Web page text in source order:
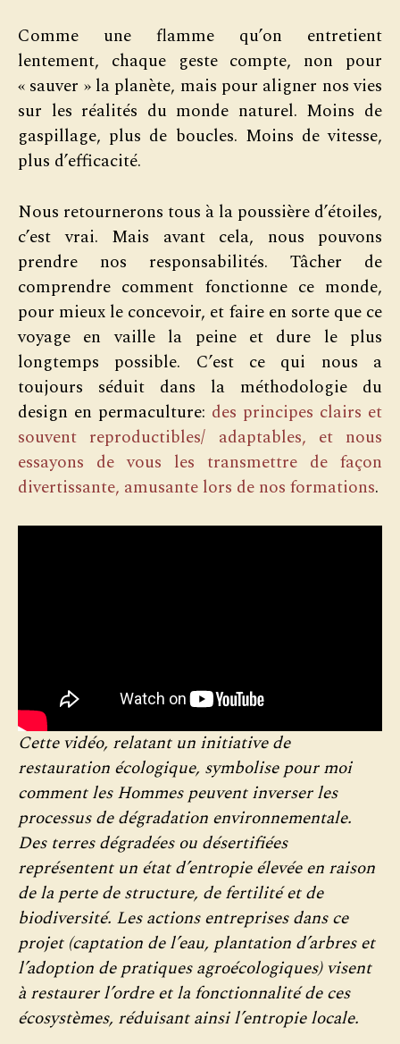
Comme une flamme qu’on entretient
lentement, chaque geste compte, non pour
« sauver » la planète, mais pour aligner nos vies
sur les réalités du monde naturel. Moins de
gaspillage, plus de boucles. Moins de vitesse,
plus d’efficacité.
Nous retournerons tous à la poussière d’étoiles,
c’est vrai. Mais avant cela, nous pouvons
prendre nos responsabilités. Tâcher de
comprendre comment fonctionne ce monde,
pour mieux le concevoir, et faire en sorte que ce
voyage en vaille la peine et dure le plus
longtemps possible. C’est ce qui nous a
toujours séduit dans la méthodologie du
design en permaculture: des principes clairs et
souvent reproductibles/ adaptables, et nous
essayons de vous les transmettre de façon
divertissante, amusante lors de nos formations.
Cette vidéo, relatant un initiative de
restauration écologique, symbolise pour moi
comment les Hommes peuvent inverser les
processus de dégradation environnementale.
Des terres dégradées ou désertifiées
représentent un état d’entropie élevée en raison
de la perte de structure, de fertilité et de
biodiversité. Les actions entreprises dans ce
projet (captation de l’eau, plantation d’arbres et
l’adoption de pratiques agroécologiques) visent
à restaurer l’ordre et la fonctionnalité de ces
écosystèmes, réduisant ainsi l’entropie locale.